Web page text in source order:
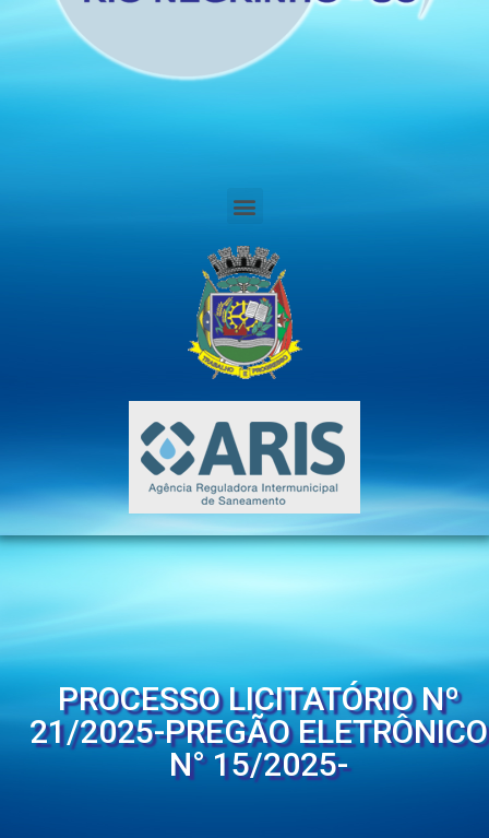
PROCESSO LICITATÓRIO Nº
21/2025-PREGÃO ELETRÔNICO
N° 15/2025-